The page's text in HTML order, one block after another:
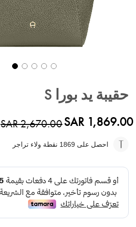
بداية
معرض
حقيبة يد بورا S
SAR 1,869.00
SAR 2,670.00
احصل على 1869 نقطة ولاء تراجر